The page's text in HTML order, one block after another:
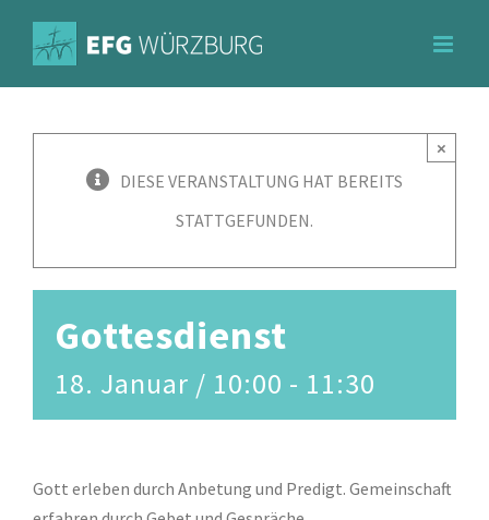
Inhalt
×
DIESE VERANSTALTUNG HAT BEREITS
STATTGEFUNDEN.
Gottesdienst
18. Januar / 10:00 - 11:30
Gott erleben durch Anbetung und Predigt. Gemeinschaft